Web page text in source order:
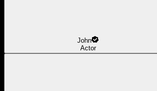
John
Actor